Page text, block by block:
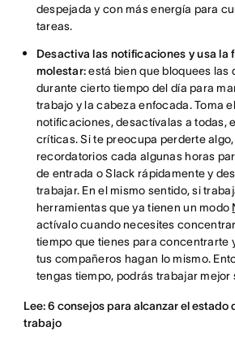
despejada y con más energía para
tareas.
Desactiva las notificaciones y usa la
molestar:está bien que bloquees las
durante cierto tiempo del día para
trabajo y la cabeza enfocada. Toma
notificaciones, desactívalas a todas,
críticas. Si te preocupa perderte
recordatorios cada algunas horas
de entrada o Slack rápidamente y
trabajar. En el mismo sentido, si
herramientas que ya tienen un modo
actívalo cuando necesites
tiempo que tienes para concentrarte
tus compañeros hagan lo mismo.
tengas tiempo, podrás trabajar
Lee: 6 consejos para alcanzar el estado
trabajo